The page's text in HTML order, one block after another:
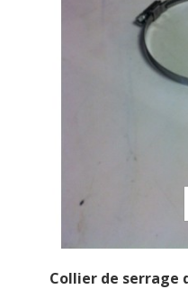
Collier de serrage